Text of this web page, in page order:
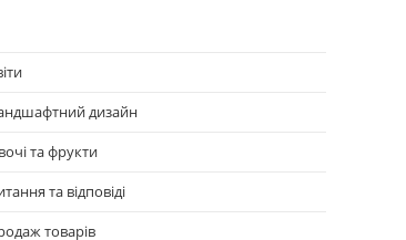
дизайн
та фрукти
та відповіді
товарів